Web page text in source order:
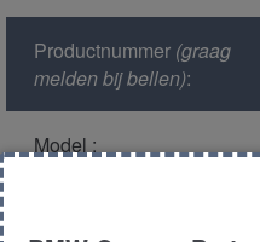
aantal
Productnummer(graag
melden bij bellen):
Model :